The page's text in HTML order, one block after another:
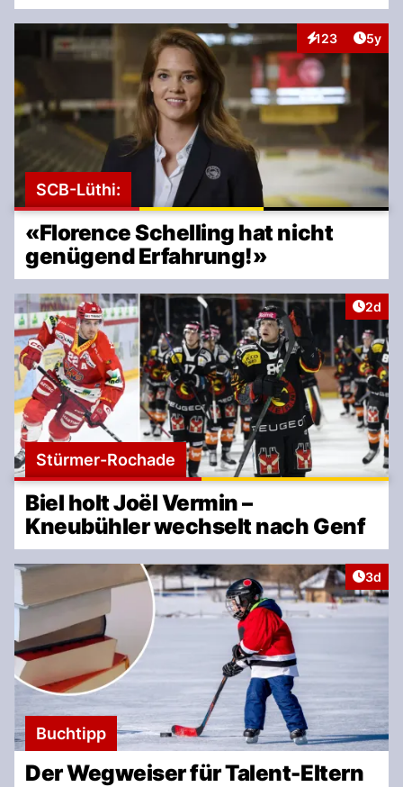
123
Interaktionen
5y
SCB-Lüthi:
«Florence Schelling hat nicht
genügend Erfahrung!»
2d
Stürmer-Rochade
Biel holt Joël Vermin –
Kneubühler wechselt nach Genf
3d
Buchtipp
Der Wegweiser für Talent-Eltern